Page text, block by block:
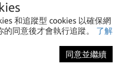
和追蹤型 cookies 以確保網
同意後才會執行追蹤。 了解
同意並繼續
區和平路1168巷7號
露愛玩 All rights reserved.